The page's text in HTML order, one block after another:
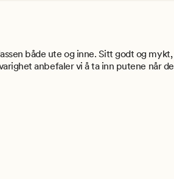
både ute og inne. Sitt godt og mykt,
anbefaler vi å ta inn putene når de